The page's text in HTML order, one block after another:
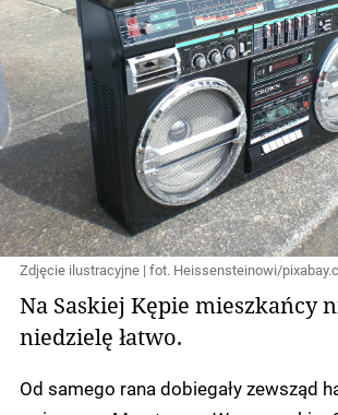
Zdjęcie ilustracyjne | fot. Heissensteinowi/
Na Saskiej Kępie mieszkańcy
niedzielę łatwo.
Od samego rana dobiegały zewsząd